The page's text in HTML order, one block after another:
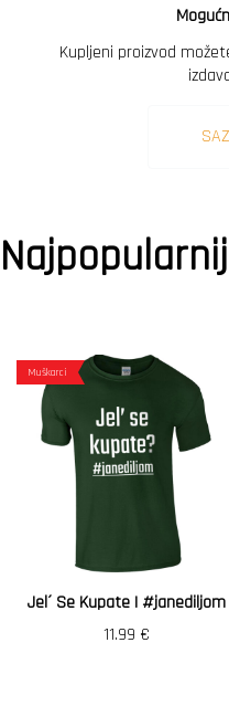
Kupljeni proizvod
Muškarci
Jel´ Se Kupate | #janediljom
11.99 €